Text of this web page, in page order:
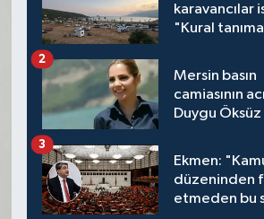
karavancılar
"Kural
Mersin basın
camiasının
Duygu Öksüz
2
Ekmen:
düzeninden
etmeden bu
3